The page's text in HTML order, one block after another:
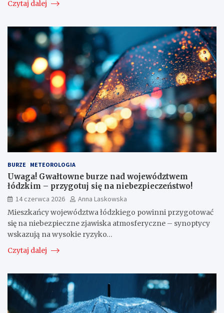
Czytaj dalej
BURZE METEOROLOGIA
Uwaga! Gwałtowne burze nad województwem
łódzkim – przygotuj się na niebezpieczeństwo!
14 czerwca 2026
Anna Laskowska
Mieszkańcy województwa łódzkiego powinni przygotować
się na niebezpieczne zjawiska atmosferyczne – synoptycy
wskazują na wysokie ryzyko…
Czytaj dalej